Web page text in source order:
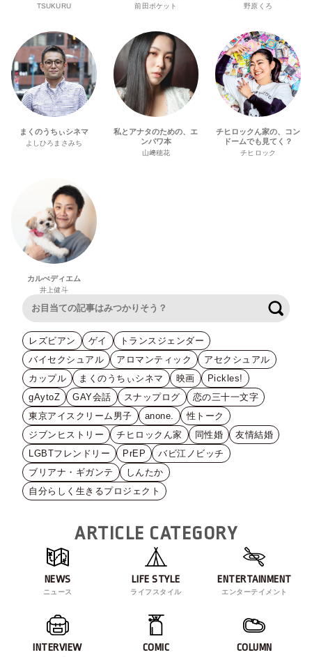
TSUKURU 前田ポケット 野原くろ
まくのうちぃシネマ
よしひろまさみち
私とアナタのための、エ
ンパワ本
山﨑穂花
チヒロックん家の、コン
ドームでも見てく？
チヒロック
カルぺディエム
井上健斗
レズビアン ゲイ
トランスジェンダー
バイセクシュアル
アロマンティック
アセクシュアル
カップル
まくのうちぃシネマ 映画
Pickles!
gAytoZ
GAY会話 スナップログ
恋の三十一文字
東京アイスクリーム男子
anone.
性トーク
ジブンヒストリー
チヒロックん家 同性婚
友情結婚
LGBTフレンドリー
PrEP
バビ江ノビッチ
ブリアナ・ギガンテ
しんたか
自分らしく生きるプロジェクト
ARTICLE CATEGORY
NEWS
ニュース
LIFE STYLE
ライフスタイル
ENTERTAINMENT
エンターテイメント
INTERVIEW COMIC COLUMN